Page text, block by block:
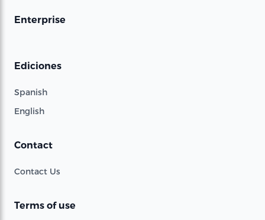
Enterprise
Ediciones
Spanish
English
Contact
Contact Us
Terms of use